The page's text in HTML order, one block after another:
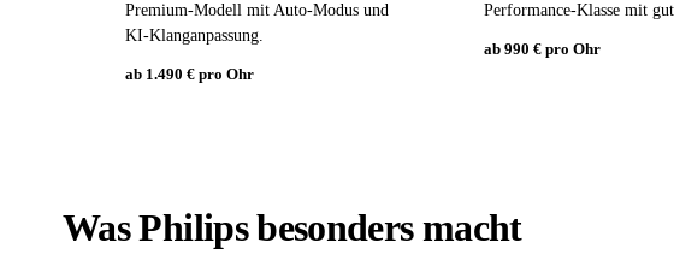
Premium-Modell mit Auto-Modus und
KI-Klanganpassung.
ab 1.490 € pro Ohr
Performance-Klasse mit
ab 990 € pro Ohr
Was Philips besonders macht